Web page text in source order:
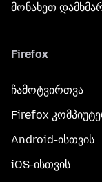
მონახეთ
Firefox
ჩამოტვირთვა
Firefox
Android-ისთვის
iOS-ისთვის